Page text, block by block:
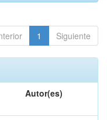
1 Siguiente
Autor(es)